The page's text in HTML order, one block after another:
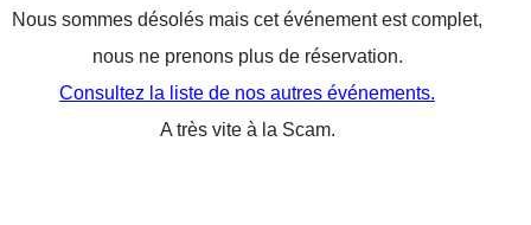
Nous sommes désolés mais cet événement est complet,
nous ne prenons plus de réservation.
Consultez la liste de nos autres événements.
A très vite à la Scam.